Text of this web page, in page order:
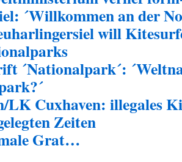
´Willkommen an der
will
´Nationalpark´:
LK Cuxhaven: illegales
Zeiten
Grat…